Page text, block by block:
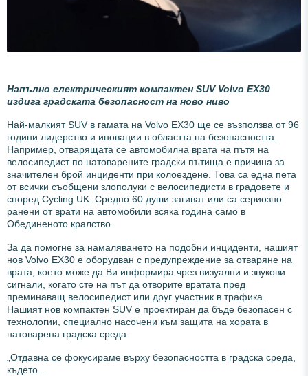
Напълно електрическият компактен SUV Volvo EX30
издига градската безопасност на ново ниво
Най-малкият SUV в гамата на Volvo EX30 ще се възползва от 96
години лидерство и иновации в областта на безопасността.
Например, отварящата се автомобилна врата на пътя на
велосипедист по натоварените градски пътища е причина за
значителен брой инциденти при колоездене. Това са една пета
от всички съобщени злополуки с велосипедисти в градовете и
според Cycling UK. Средно 60 души загиват или са сериозно
ранени от врати на автомобили всяка година само в
Обединеното кралство.
За да помогне за намаляването на подобни инциденти, нашият
нов Volvo EX30 е оборудван с предупреждение за отваряне на
врата, което може да Ви информира чрез визуални и звукови
сигнали, когато сте на път да отворите вратата пред
преминаващ велосипедист или друг участник в трафика.
Нашият нов компактен SUV е проектиран да бъде безопасен с
технологии, специално насочени към защита на хората в
натоварена градска среда.
„Отдавна се фокусираме върху безопасността в градска среда,
където...